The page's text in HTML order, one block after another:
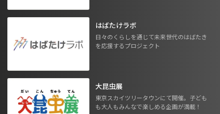
はばたけラボ
日々のくらしを通じて未来世代のはばたき
を応援するプロジェクト
大昆虫展
東京スカイツリータウンにて開催。子ども
も大人もみんなで楽しめる企画が満載！